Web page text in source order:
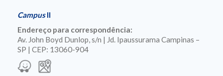
CampusII
Endereço para correspondência:
Av. John Boyd Dunlop, s/n | Jd. Ipaussurama Campinas –
SP | CEP: 13060-904